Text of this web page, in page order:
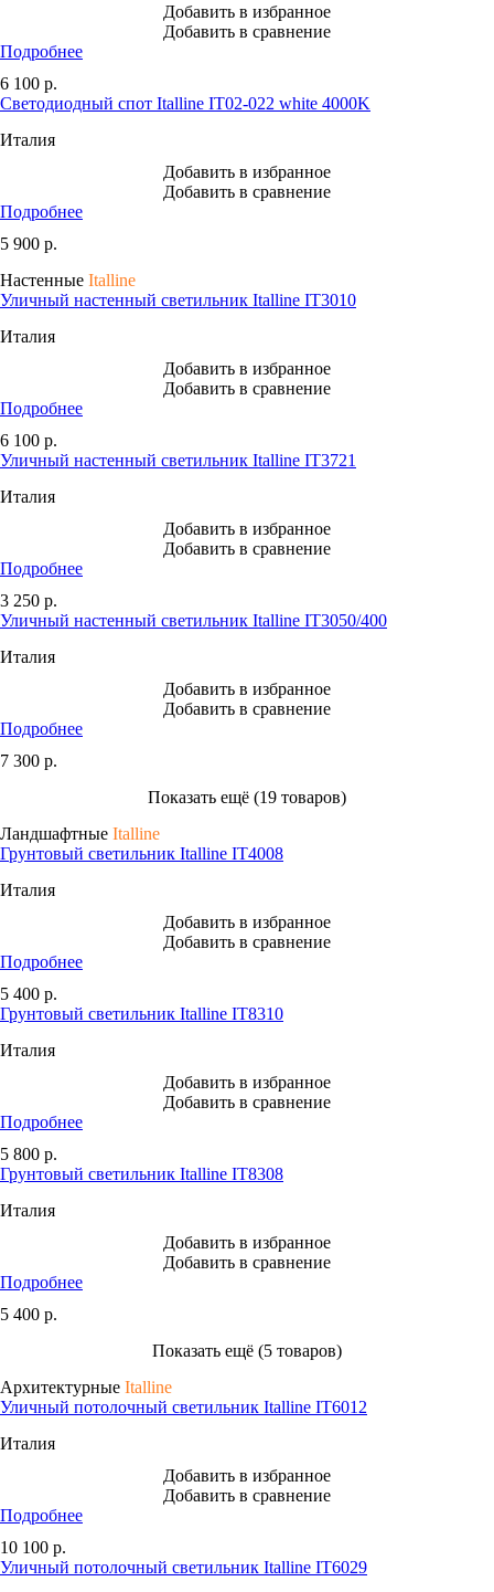
Добавить в избранное
Добавить в сравнение
Подробнее
6 100 р.
Светодиодный спот Italline IT02-022 white 4000K
Италия
Добавить в избранное
Добавить в сравнение
Подробнее
5 900 р.
Настенные Italline
Уличный настенный светильник Italline IT3010
Италия
Добавить в избранное
Добавить в сравнение
Подробнее
6 100 р.
Уличный настенный светильник Italline IT3721
Италия
Добавить в избранное
Добавить в сравнение
Подробнее
3 250 р.
Уличный настенный светильник Italline IT3050/400
Италия
Добавить в избранное
Добавить в сравнение
Подробнее
7 300 р.
Показать ещё (19 товаров)
Ландшафтные Italline
Грунтовый светильник Italline IT4008
Италия
Добавить в избранное
Добавить в сравнение
Подробнее
5 400 р.
Грунтовый светильник Italline IT8310
Италия
Добавить в избранное
Добавить в сравнение
Подробнее
5 800 р.
Грунтовый светильник Italline IT8308
Италия
Добавить в избранное
Добавить в сравнение
Подробнее
5 400 р.
Показать ещё (5 товаров)
Архитектурные Italline
Уличный потолочный светильник Italline IT6012
Италия
Добавить в избранное
Добавить в сравнение
Подробнее
10 100 р.
Уличный потолочный светильник Italline IT6029